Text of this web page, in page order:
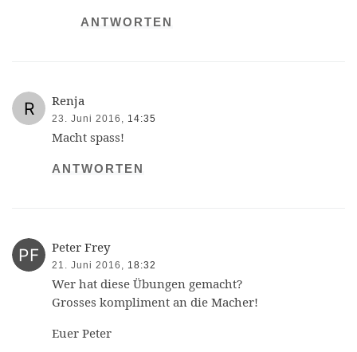
ANTWORTEN
Renja
23. Juni 2016, 14:35
Macht spass!
ANTWORTEN
Peter Frey
21. Juni 2016, 18:32
Wer hat diese Übungen gemacht?
Grosses kompliment an die Macher!
Euer Peter